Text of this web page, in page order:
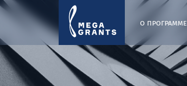
о программе